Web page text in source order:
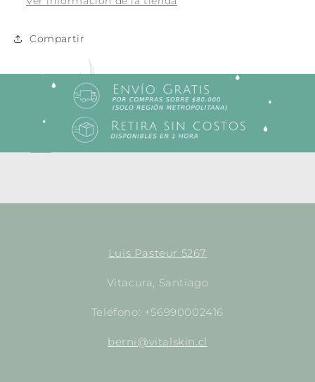
Compartir
Luis Pasteur 5267
Vitacura, Santiago
Teléfono: +56990002416
berni@vitalskin.cl